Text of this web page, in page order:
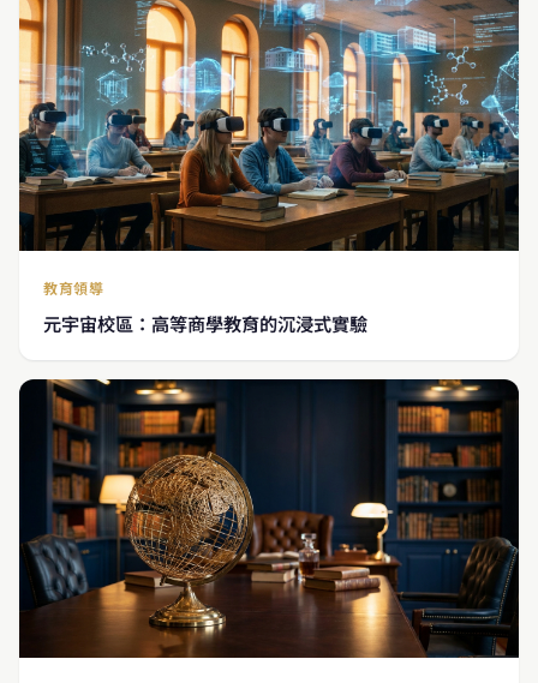
教育領導
元宇宙校區：高等商學教育的沉浸式實驗